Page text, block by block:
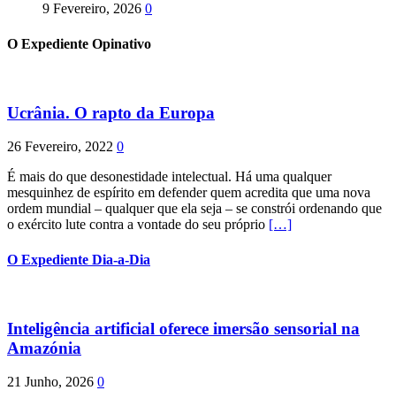
9 Fevereiro, 2026 0
O Expediente Opinativo
Ucrânia. O rapto da Europa
26 Fevereiro, 2022 0
É mais do que desonestidade intelectual. Há uma qualquer
mesquinhez de espírito em defender quem acredita que uma nova
ordem mundial – qualquer que ela seja – se constrói ordenando que
o exército lute contra a vontade do seu próprio […]
O Expediente Dia-a-Dia
Inteligência artificial oferece imersão sensorial na
Amazónia
21 Junho, 2026 0